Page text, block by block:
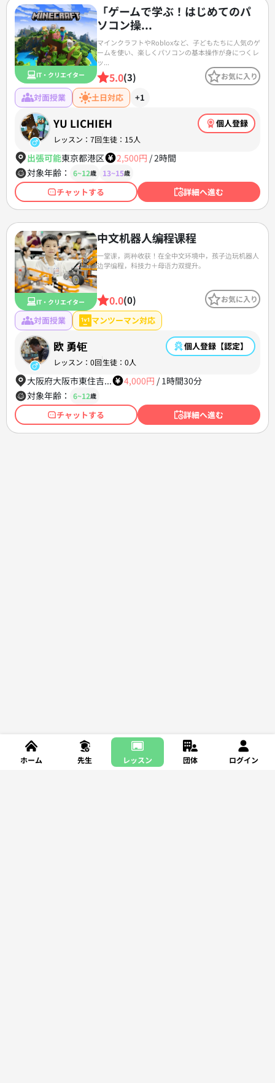
IT・クリエイター
「ゲームで学ぶ！はじめてのパ
ソコン操...
マインクラフトやRobloxなど、子どもたちに人気のゲ
ームを使い、楽しくパソコンの基本操作が身につくレ
ッ...
5.0(3) お気に入り
対面授業 土日対応 +1
YU LICHIEH 個人登録
レッスン：7回生徒：15人
出張可能東京都港区 2,500円 /2時間
対象年齢：
6~12歳 13~15歳
チャットする 詳細へ進む
IT・クリエイター
中文机器人编程课程
一堂课，两种收获！在全中文环境中，孩子边玩机器人
边学编程，科技力＋母语力双提升。
0.0(0) お気に入り
対面授業 マンツーマン対応
欧 勇钜 個人登録【認定】
レッスン：0回生徒：0人
大阪府大阪市東住吉... 4,000円 / 1時間30分
対象年齢：
6~12歳
チャットする 詳細へ進む
ホーム 先生 レッスン 団体 ログイン